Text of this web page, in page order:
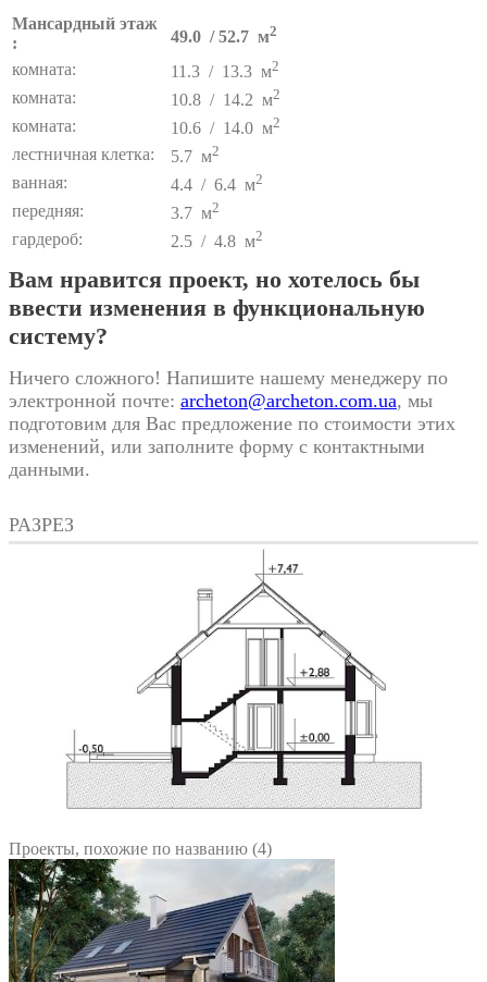
Мансардный этаж
:
49.0 / 52.7 м2
комната: 11.3 / 13.3 м2
комната: 10.8 / 14.2 м2
комната: 10.6 / 14.0 м2
лестничная клетка: 5.7 м2
ванная: 4.4 / 6.4 м2
передняя: 3.7 м2
гардероб: 2.5 / 4.8 м2
Вам нравится проект, но хотелось бы
ввести изменения в функциональную
систему?
Ничего сложного! Напишите нашему менеджеру по
электронной почте: archeton@archeton.com.ua, мы
подготовим для Вас предложение по стоимости этих
изменений, или заполните форму с контактными
данными.
РАЗРЕЗ
Проекты, похожие по названию (4)